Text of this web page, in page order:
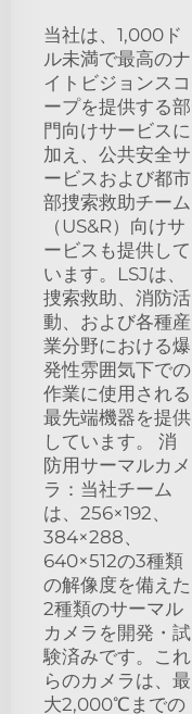
当社は、1,000ド
ル未満で最高のナ
イトビジョンスコ
ープを提供する部
門向けサービスに
加え、公共安全サ
ービスおよび都市
部捜索救助チーム
（US&R）向けサ
ービスも提供して
います。LSJは、
捜索救助、消防活
動、および各種産
業分野における爆
発性雰囲気下での
作業に使用される
最先端機器を提供
しています。 消
防用サーマルカメ
ラ：当社チーム
は、256×192、
384×288、
640×512の3種類
の解像度を備えた
2種類のサーマル
カメラを開発・試
験済みです。これ
らのカメラは、最
大2,000℃までの